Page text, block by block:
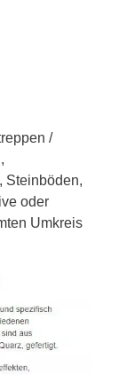
/
Steinböden,
oder
Umkreis